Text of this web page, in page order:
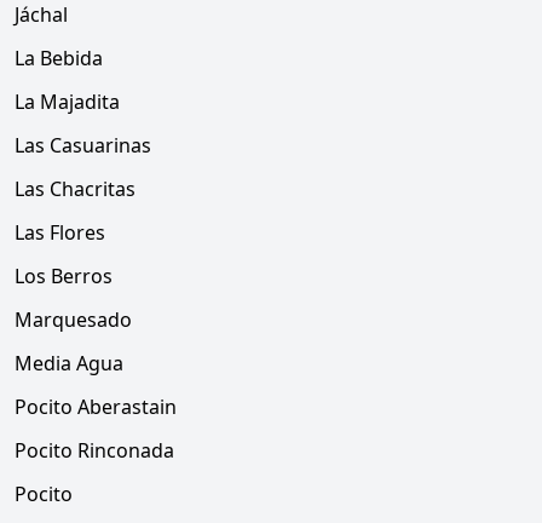
Jáchal
La Bebida
La Majadita
Las Casuarinas
Las Chacritas
Las Flores
Los Berros
Marquesado
Media Agua
Pocito Aberastain
Pocito Rinconada
Pocito